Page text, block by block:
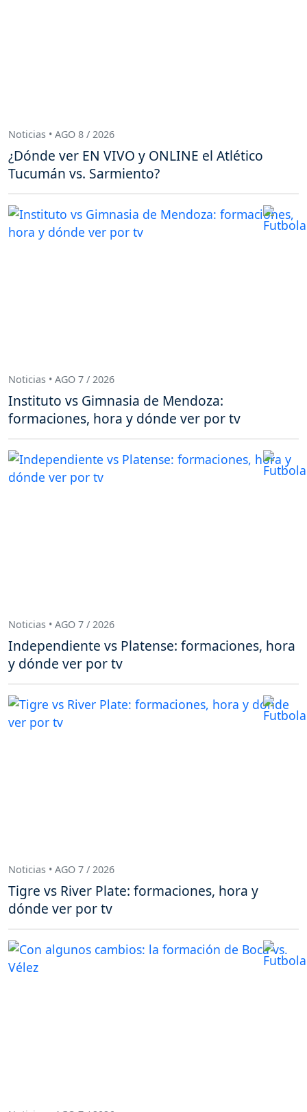
Noticias • AGO 8 / 2026
¿Dónde ver EN VIVO y ONLINE el Atlético
Tucumán vs. Sarmiento?
Noticias • AGO 7 / 2026
Instituto vs Gimnasia de Mendoza:
formaciones, hora y dónde ver por tv
Noticias • AGO 7 / 2026
Independiente vs Platense: formaciones, hora
y dónde ver por tv
Noticias • AGO 7 / 2026
Tigre vs River Plate: formaciones, hora y
dónde ver por tv